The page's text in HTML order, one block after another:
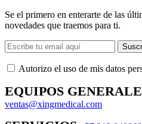
Se el primero en enterarte de las
novedades que traemos para ti.
Autorizo ​​el uso de mis datos
EQUIPOS
ventas@xingmedical.com